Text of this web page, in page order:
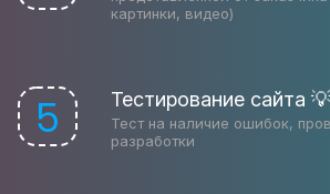
картинки, видео)
5 Тестирование сайта 💡
Тест на наличие ошибок,
разработки